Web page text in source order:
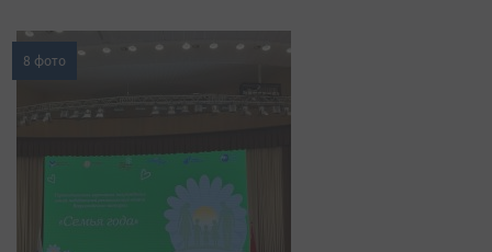
8 фото